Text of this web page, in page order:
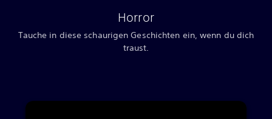
Horror
Tauche in diese schaurigen Geschichten ein, wenn du dich
traust.